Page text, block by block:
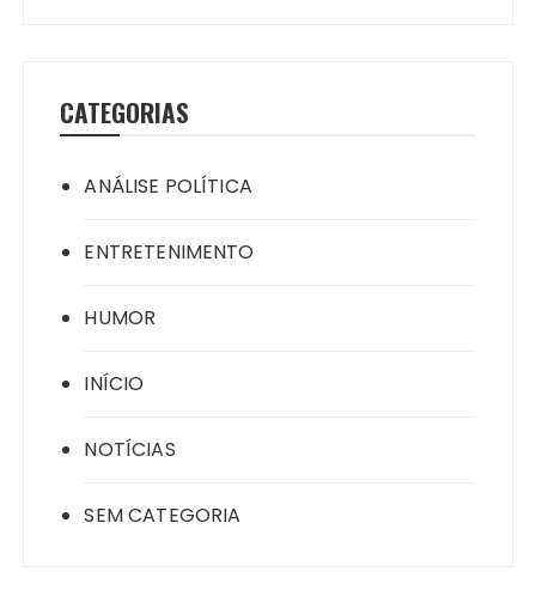
CATEGORIAS
ANÁLISE POLÍTICA
ENTRETENIMENTO
HUMOR
INÍCIO
NOTÍCIAS
SEM CATEGORIA